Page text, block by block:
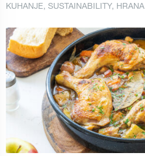
KUHANJE, SUSTAINABILITY, HRANA